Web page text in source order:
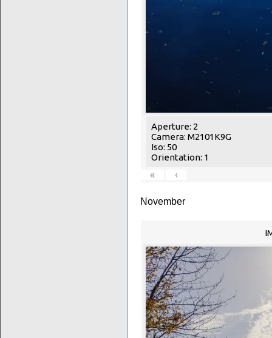
Aperture: 2
Camera: M2101K9G
Iso: 50
Orientation: 1
«
‹
November